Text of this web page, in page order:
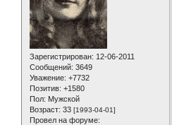
Зарегистрирован: 12-06-2011
Сообщений: 3649
Уважение: +7732
Позитив: +1580
Пол: Мужской
Возраст: 33 [1993-04-01]
Провел на форуме: